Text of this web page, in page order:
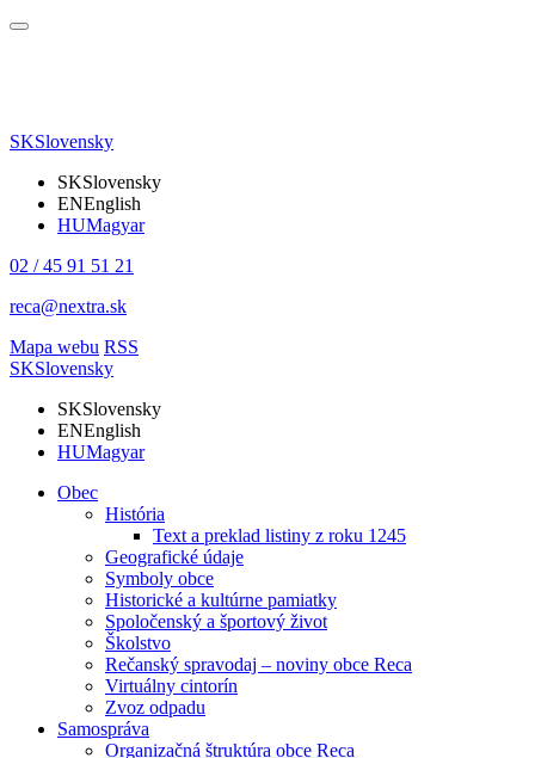
SKSlovensky
SKSlovensky
ENEnglish
HUMagyar
02 / 45 91 51 21
reca@nextra.sk
Mapa webu RSS
SKSlovensky
SKSlovensky
ENEnglish
HUMagyar
Obec
História
Text a preklad listiny z roku 1245
Geografické údaje
Symboly obce
Historické a kultúrne pamiatky
Spoločenský a športový život
Školstvo
Rečanský spravodaj – noviny obce Reca
Virtuálny cintorín
Zvoz odpadu
Samospráva
Organizačná štruktúra obce Reca